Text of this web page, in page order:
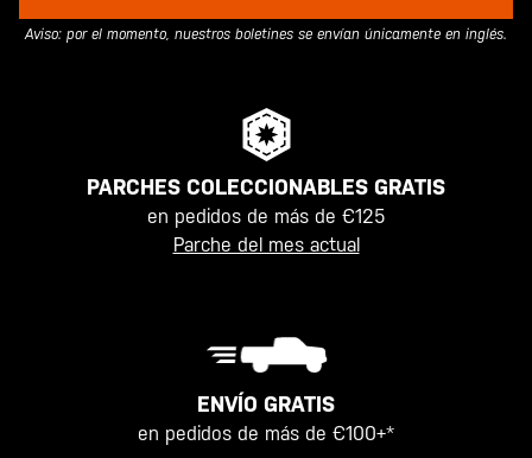
Aviso: por el momento, nuestros boletines se envían únicamente en inglés.
PARCHES COLECCIONABLES GRATIS
en pedidos de más de €125
Parche del mes actual
ENVÍO GRATIS
en pedidos de más de €100+*